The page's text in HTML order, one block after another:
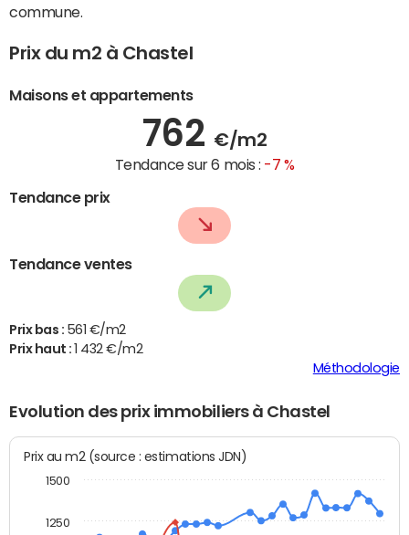
commune.
Prix du m2 à Chastel
Maisons et appartements
762 €/m2
Tendance sur 6 mois : -7 %
Tendance prix
Tendance ventes
Prix bas : 561 €/m2
Prix haut :
1 432 €/m2
Méthodologie
Evolution des prix immobiliers à Chastel
Prix au m2 (source : estimations JDN)
1250
1500